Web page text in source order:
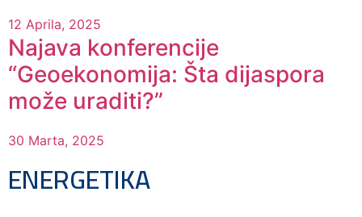
12 Aprila, 2025
Najava konferencije
“Geoekonomija: Šta dijaspora
može uraditi?”
30 Marta, 2025
ENERGETIKA